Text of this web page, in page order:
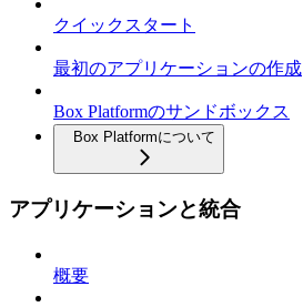
クイックスタート
最初のアプリケーションの作成
Box Platformのサンドボックス
Box Platformについて
アプリケーションと統合
概要